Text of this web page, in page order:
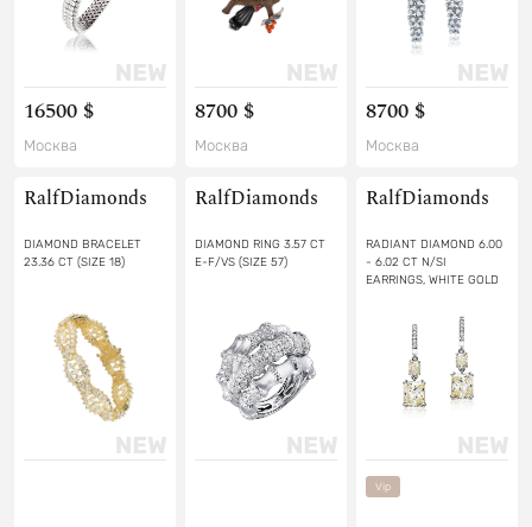
16500 $
Москва
8700 $
Москва
8700 $
Москва
RalfDiamonds
DIAMOND BRACELET
23.36 CT (SIZE 18)
RalfDiamonds
DIAMOND RING 3.57 CT
E-F/VS (SIZE 57)
RalfDiamonds
RADIANT DIAMOND 6.00
- 6.02 CT N/SI
EARRINGS, WHITE GOLD
Vip